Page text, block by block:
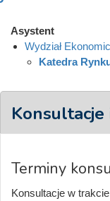
Asystent
Wydział
Katedra
Terminy
Konsultacje w